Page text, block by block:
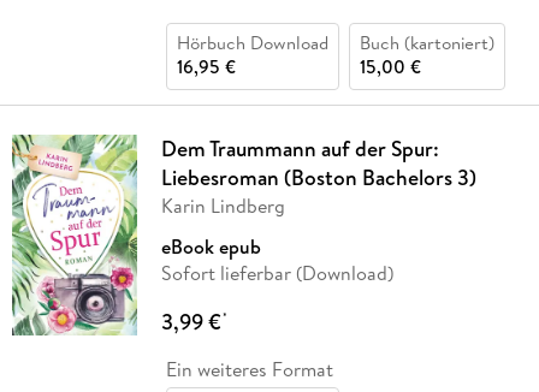
Hörbuch Download
16,95 €
Buch (kartoniert)
15,00 €
Dem Traummann auf der Spur:
Liebesroman (Boston Bachelors 3)
Karin Lindberg
eBook epub
Sofort lieferbar (Download)
3,99 €*
Ein weiteres Format